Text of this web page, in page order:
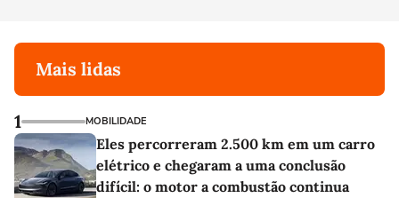
Mais lidas
1 MOBILIDADE
Eles percorreram 2.500 km em um carro
elétrico e chegaram a uma conclusão
difícil: o motor a combustão continua